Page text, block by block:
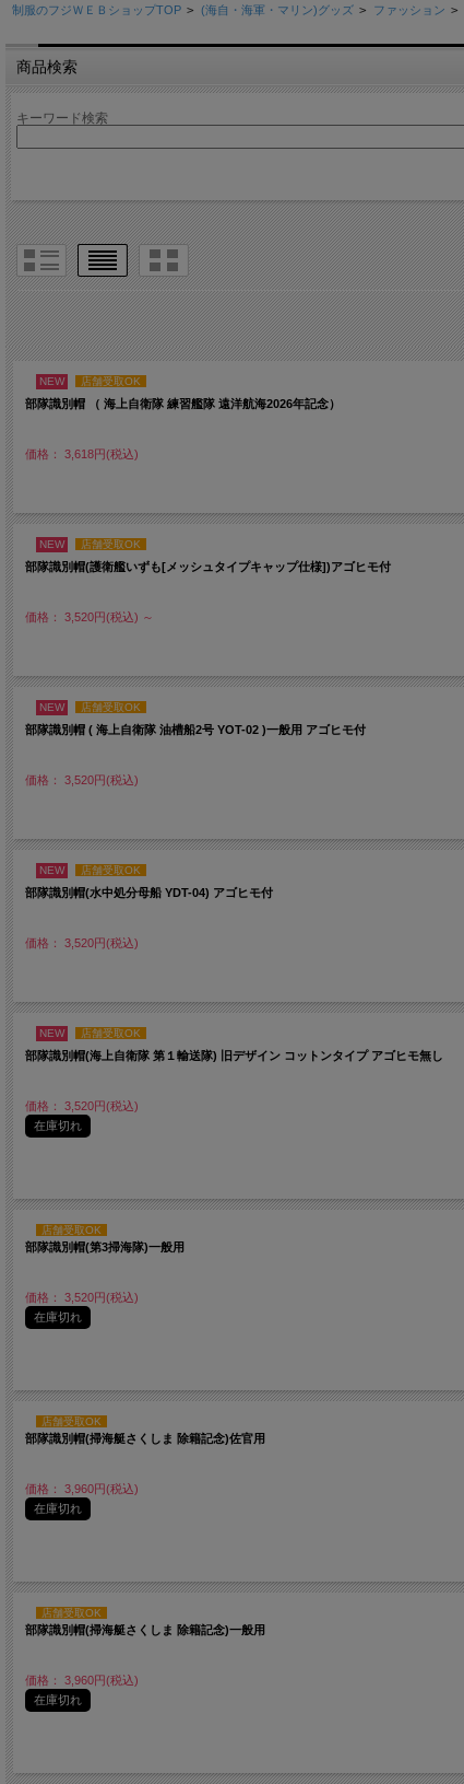
制服のフジＷＥＢショップTOP > (海自・海軍・マリン)グッズ > ファッション >
商品検索
キーワード検索
NEW 店舗受取OK
部隊識別帽 （ 海上自衛隊 練習艦隊 遠洋航海2026年記念）
価格： 3,618円(税込)
NEW 店舗受取OK
部隊識別帽(護衛艦いずも[メッシュタイプキャップ仕様])アゴヒモ付
価格： 3,520円(税込) ～
NEW 店舗受取OK
部隊識別帽 ( 海上自衛隊 油槽船2号 YOT-02 )一般用 アゴヒモ付
価格： 3,520円(税込)
NEW 店舗受取OK
部隊識別帽(水中処分母船 YDT-04) アゴヒモ付
価格： 3,520円(税込)
NEW 店舗受取OK
部隊識別帽(海上自衛隊 第１輸送隊) 旧デザイン コットンタイプ アゴヒモ無し
価格： 3,520円(税込)
在庫切れ
店舗受取OK
部隊識別帽(第3掃海隊)一般用
価格： 3,520円(税込)
在庫切れ
店舗受取OK
部隊識別帽(掃海艇さくしま 除籍記念)佐官用
価格： 3,960円(税込)
在庫切れ
店舗受取OK
部隊識別帽(掃海艇さくしま 除籍記念)一般用
価格： 3,960円(税込)
在庫切れ